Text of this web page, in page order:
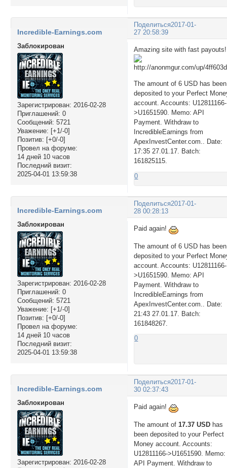
Поделиться2017-01-
27 20:58:39
Incredible-Earnings.com
Заблокирован
Зарегистрирован: 2016-02-28
Приглашений: 0
Сообщений: 5721
Уважение: [+1/-0]
Позитив: [+0/-0]
Провел на форуме:
14 дней 10 часов
Последний визит:
2025-04-01 13:59:38
Amazing site with fast
The amount of 6 USD has been
deposited to your Perfect
account. Accounts: U12811166-
>U1651590. Memo: API
Payment. Withdraw to
IncredibleEarnings from
ApexInvestCenter.com.. Date:
17:35 27.01.17. Batch:
161825115.
0
Поделиться2017-01-
28 00:28:13
Incredible-Earnings.com
Заблокирован
Зарегистрирован: 2016-02-28
Приглашений: 0
Сообщений: 5721
Уважение: [+1/-0]
Позитив: [+0/-0]
Провел на форуме:
14 дней 10 часов
Последний визит:
2025-04-01 13:59:38
Paid again!
The amount of 6 USD has been
deposited to your Perfect
account. Accounts: U12811166-
>U1651590. Memo: API
Payment. Withdraw to
IncredibleEarnings from
ApexInvestCenter.com.. Date:
21:43 27.01.17. Batch:
161848267.
0
Поделиться2017-01-
30 02:37:43
Incredible-Earnings.com
Заблокирован
Зарегистрирован: 2016-02-28
Paid again!
The amount of 17.37 USD has
been deposited to your Perfect
Money account. Accounts:
U12811166->U1651590. Memo:
API Payment. Withdraw to